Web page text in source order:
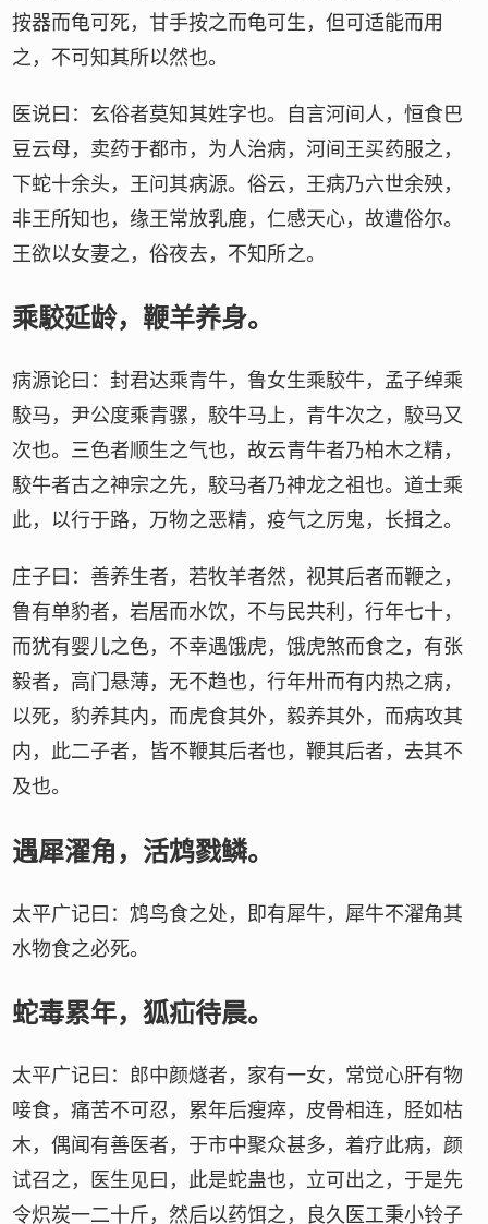
按器而龟可死，甘手按之而龟可生，但可适能而用
之，不可知其所以然也。
医说曰：玄俗者莫知其姓字也。自言河间人，恒食巴
豆云母，卖药于都市，为人治病，河间王买药服之，
下蛇十余头，王问其病源。俗云，王病乃六世余殃，
非王所知也，缘王常放乳鹿，仁感天心，故遭俗尔。
王欲以女妻之，俗夜去，不知所之。
乘駮延龄，鞭羊养身。
病源论曰：封君达乘青牛，鲁女生乘駮牛，孟子绰乘
駮马，尹公度乘青骡，駮牛马上，青牛次之，駮马又
次也。三色者顺生之气也，故云青牛者乃柏木之精，
駮牛者古之神宗之先，駮马者乃神龙之祖也。道士乘
此，以行于路，万物之恶精，疫气之厉鬼，长揖之。
庄子曰：善养生者，若牧羊者然，视其后者而鞭之，
鲁有单豹者，岩居而水饮，不与民共利，行年七十，
而犹有婴儿之色，不幸遇饿虎，饿虎煞而食之，有张
毅者，高门悬薄，无不趋也，行年卅而有内热之病，
以死，豹养其内，而虎食其外，毅养其外，而病攻其
内，此二子者，皆不鞭其后者也，鞭其后者，去其不
及也。
遇犀濯角，活鸩戮鳞。
太平广记曰：鸩鸟食之处，即有犀牛，犀牛不濯角其
水物食之必死。
蛇毒累年，狐疝待晨。
太平广记曰：郎中颜燧者，家有一女，常觉心肝有物
唼食，痛苦不可忍，累年后瘦瘁，皮骨相连，胫如枯
木，偶闻有善医者，于市中聚众甚多，着疗此病，颜
试召之，医生见曰，此是蛇蛊也，立可出之，于是先
令炽炭一二十斤，然后以药饵之，良久医工秉小铃子